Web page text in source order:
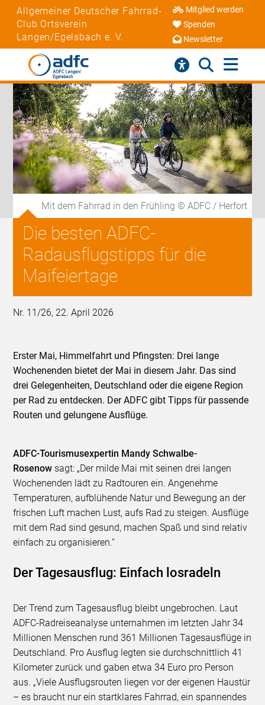
Allgemeiner Deutscher Fahrrad-
Club Ortsverein
Langen/Egelsbach e. V.
Mitglied werden
Spenden
Newsletter
Mit dem Fahrrad in den Frühling © ADFC / Herfort
Die besten ADFC-
Radausflugstipps für die
Maifeiertage
Nr. 11/26, 22. April 2026
Erster Mai, Himmelfahrt und Pfingsten: Drei lange
Wochenenden bietet der Mai in diesem Jahr. Das sind
drei Gelegenheiten, Deutschland oder die eigene Region
per Rad zu entdecken. Der ADFC gibt Tipps für passende
Routen und gelungene Ausflüge.
ADFC-Tourismusexpertin Mandy Schwalbe-
Rosenow sagt: „Der milde Mai mit seinen drei langen
Wochenenden lädt zu Radtouren ein. Angenehme
Temperaturen, aufblühende Natur und Bewegung an der
frischen Luft machen Lust, aufs Rad zu steigen. Ausflüge
mit dem Rad sind gesund, machen Spaß und sind relativ
einfach zu organisieren.“
Der Tagesausflug: Einfach losradeln
Der Trend zum Tagesausflug bleibt ungebrochen. Laut
ADFC-Radreiseanalyse unternahmen im letzten Jahr 34
Millionen Menschen rund 361 Millionen Tagesausflüge in
Deutschland. Pro Ausflug legten sie durchschnittlich 41
Kilometer zurück und gaben etwa 34 Euro pro Person
aus. „Viele Ausflugsrouten liegen vor der eigenen Haustür
– es braucht nur ein startklares Fahrrad, ein spannendes